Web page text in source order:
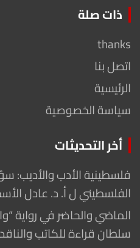
ذات صلة
thanks
اتصل بنا
الرئيسية
سياسة الخصوصية
أخر التحديثات
فلسطينية الأدب والأديب:
الفلسطيني ل أ. د. عادل
الماضي والحاضر في رواية
سلطان قراءة للكاتب